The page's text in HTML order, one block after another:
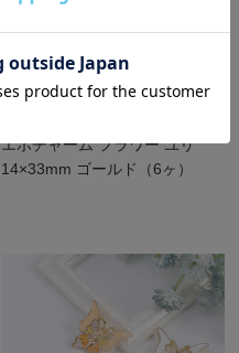
エポチャーム フラワー ユリ
14×33mm ゴールド（6ヶ）